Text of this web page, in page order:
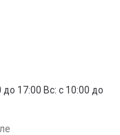
до 17:00 Вс: с 10:00 до